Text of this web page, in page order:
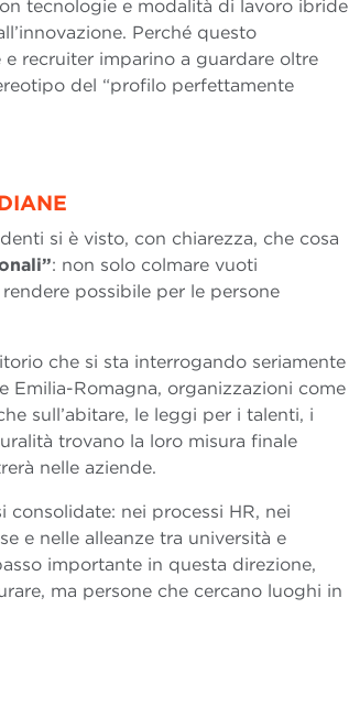
tecnologie e modalità di lavoro ibride
Perché questo
recruiter imparino a guardare oltre
del “profilo perfettamente
si è visto, con chiarezza, che cosa
: non solo colmare vuoti
possibile per le persone
che si sta interrogando seriamente
Emilia-Romagna, organizzazioni come
sull’abitare, le leggi per i talenti, i
trovano la loro misura finale
nelle aziende.
nei processi HR, nei
e nelle alleanze tra università e
importante in questa direzione,
ma persone che cercano luoghi in